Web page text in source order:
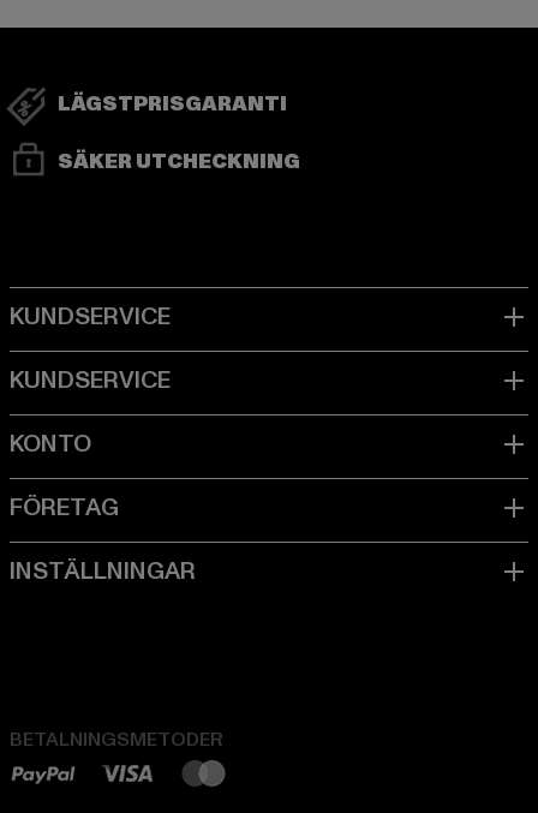
LÄGSTPRISGARANTI
SÄKER UTCHECKNING
BETALNINGSMETODER